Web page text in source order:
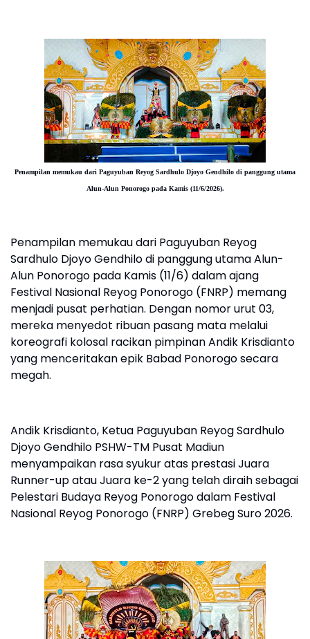
Penampilan memukau dari Paguyuban Reyog Sardhulo Djoyo Gendhilo di panggung utama
Alun-Alun Ponorogo pada Kamis (11/6/2026).
Penampilan memukau dari Paguyuban Reyog
Sardhulo Djoyo Gendhilo di panggung utama Alun-
Alun Ponorogo pada Kamis (11/6) dalam ajang
Festival Nasional Reyog Ponorogo (FNRP) memang
menjadi pusat perhatian. Dengan nomor urut 03,
mereka menyedot ribuan pasang mata melalui
koreografi kolosal racikan pimpinan Andik Krisdianto
yang menceritakan epik Babad Ponorogo secara
megah.
Andik Krisdianto, Ketua Paguyuban Reyog Sardhulo
Djoyo Gendhilo PSHW-TM Pusat Madiun
menyampaikan rasa syukur atas prestasi Juara
Runner-up atau Juara ke-2 yang telah diraih sebagai
Pelestari Budaya Reyog Ponorogo dalam Festival
Nasional Reyog Ponorogo (FNRP) Grebeg Suro 2026.